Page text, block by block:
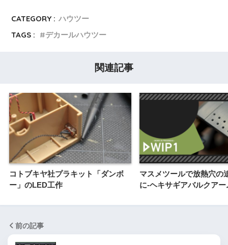
CATEGORY : ハウツー
TAGS :
デカールハウツー
関連記事
コトブキヤ社プラキット「ダンボ
ー」のLED工作
マスメツールで放熱穴の
に-ヘキサギアバルクアー
前の記事